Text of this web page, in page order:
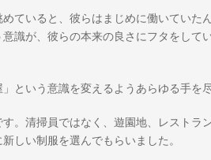
ていると、彼らはまじめに働いていた
識が、彼らの本来の良さにフタをして
という意識を変えるようあらゆる手を
。清掃員ではなく、遊園地、レストラ
しい制服を選んでもらいました。